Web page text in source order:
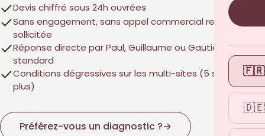
🇫🇷
🇩🇪
Devis chiffré sous 24h ouvrées
Sans engagement, sans appel commercial relance non
sollicitée
Réponse directe par Paul, Guillaume ou Gautier — pas un
standard
Conditions dégressives sur les multi-sites (5 sites et
plus)
Préférez-vous un diagnostic ?→